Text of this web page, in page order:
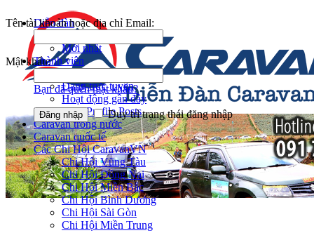
Diễn đàn
Mới nhất
Thành viên
Đang trực tuyến
Hoạt động gần đây
New Profile Posts
Caravan trong nước
Caravan quốc tế
Các Chi Hội CaravanVN
Chi Hội Vũng Tàu
Chi Hội Đồng Nai
Chi Hội Miền Bắc
Chi Hội Bình Dương
Chi Hội Sài Gòn
Chi Hội Miền Trung
Tên tài khoản hoặc địa chỉ Email:
Mật khẩu:
Bạn đã quên mật khẩu?
Duy trì trạng thái đăng nhập